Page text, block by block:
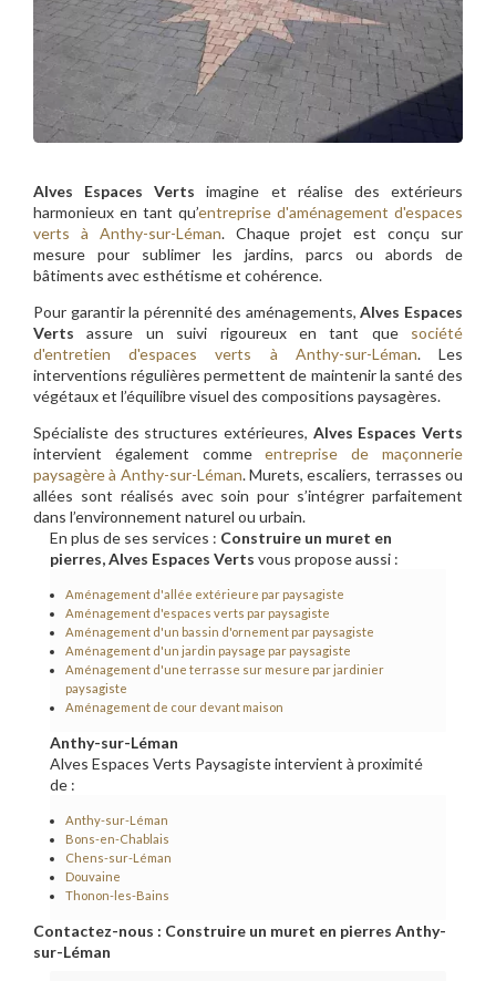
Alves Espaces Verts imagine et réalise des extérieurs
harmonieux en tant qu’entreprise d'aménagement d'espaces
verts à Anthy-sur-Léman. Chaque projet est conçu sur
mesure pour sublimer les jardins, parcs ou abords de
bâtiments avec esthétisme et cohérence.
Pour garantir la pérennité des aménagements,Alves Espaces
Verts assure un suivi rigoureux en tant que société
d'entretien d'espaces verts à Anthy-sur-Léman. Les
interventions régulières permettent de maintenir la santé des
végétaux et l’équilibre visuel des compositions paysagères.
Spécialiste des structures extérieures, Alves Espaces Verts
intervient également commeentreprise de maçonnerie
paysagère à Anthy-sur-Léman. Murets, escaliers, terrasses ou
allées sont réalisés avec soin pour s’intégrer parfaitement
dans l’environnement naturel ou urbain.
En plus de ses services : Construire un muret en
pierres, Alves Espaces Verts vous propose aussi :
Aménagement d'allée extérieure par paysagiste
Aménagement d'espaces verts par paysagiste
Aménagement d'un bassin d'ornement par paysagiste
Aménagement d'un jardin paysage par paysagiste
Aménagement d'une terrasse sur mesure par jardinier
paysagiste
Aménagement de cour devant maison
Anthy-sur-Léman
Alves Espaces Verts Paysagiste intervient à proximité
de :
Anthy-sur-Léman
Bons-en-Chablais
Chens-sur-Léman
Douvaine
Thonon-les-Bains
Contactez-nous : Construire un muret en pierres Anthy-
sur-Léman